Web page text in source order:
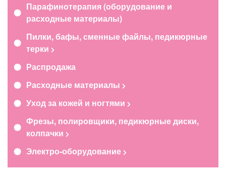
Парафинотерапия (оборудование и
расходные материалы)
Пилки, бафы, сменные файлы, педикюрные
терки
Распродажа
Расходные материалы
Уход за кожей и ногтями
Фрезы, полировщики, педикюрные диски,
колпачки
Электро-оборудование